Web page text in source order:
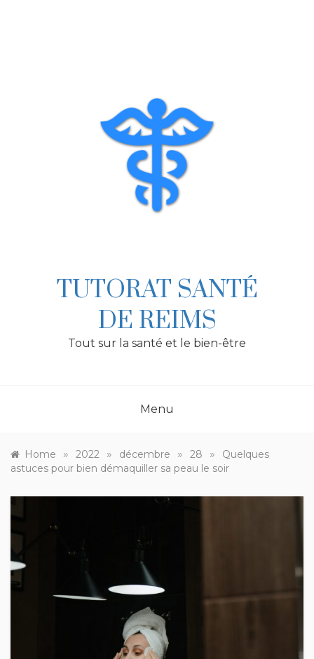
TUTORAT SANTÉ
DE REIMS
Tout sur la santé et le bien-être
Menu
Home » 2022 » décembre » 28 »
Quelques
astuces pour bien démaquiller sa peau le soir